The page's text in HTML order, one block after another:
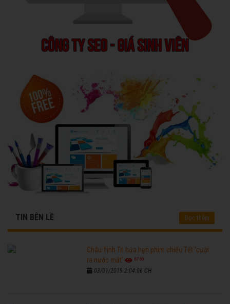
TIN BÊN LỀ Đọc thêm
Châu Tinh Trì hứa hẹn phim chiếu Tết 'cười
ra nước mắt'
6765
03/01/2019 2:04:06 CH